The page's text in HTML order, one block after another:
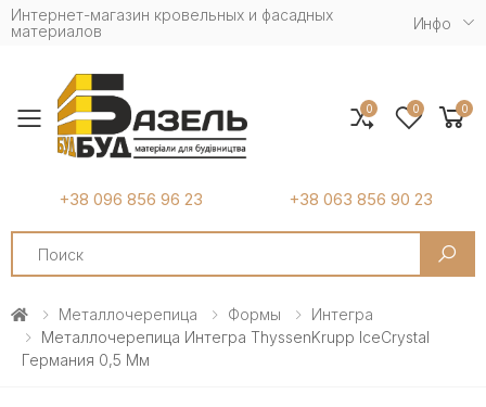
Интернет-магазин кровельных и фасадных
материалов
Инфо
Toggle mobile menu
+38 096 856 96 23 +38 063 856 90 23
Search
0 0 0
Металлочерепица Формы
Интегра
Металлочерепица Интегра ThyssenKrupp IceCrystal
Германия 0,5 Мм